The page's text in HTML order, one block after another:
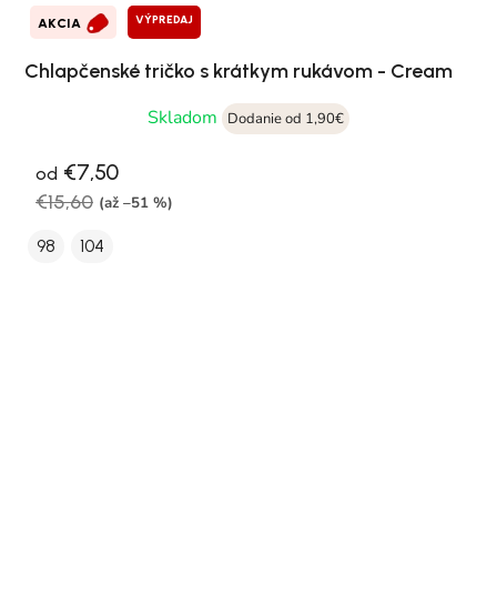
AKCIA VÝPREDAJ
Chlapčenské tričko s krátkym rukávom - Cream
Skladom
Dodanie od 1,90€
od €7,50
€15,60 (až –51 %)
98 104